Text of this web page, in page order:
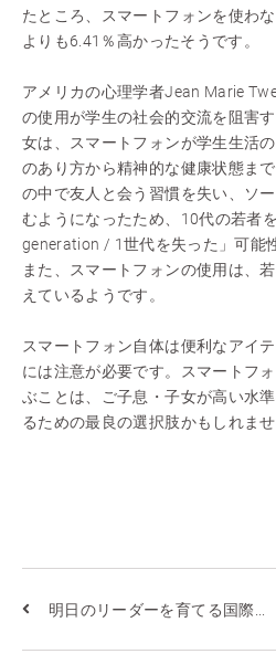
たところ、スマートフォンを使わ
よりも6.41％高かったそうです。
アメリカの心理学者Jean Marie
の使用が学生の社会的交流を阻害
女は、スマートフォンが学生生活
のあり方から精神的な健康状態ま
の中で友人と会う習慣を失い、ソ
むようになったため、10代の若者
generation / 1世代を失った」可能
また、スマートフォンの使用は、
えているようです。
スマートフォン自体は便利なアイ
には注意が必要です。スマートフ
ぶことは、ご子息・子女が高い水
るための最良の選択肢かもしれませ
明日のリーダーを育てる国際...